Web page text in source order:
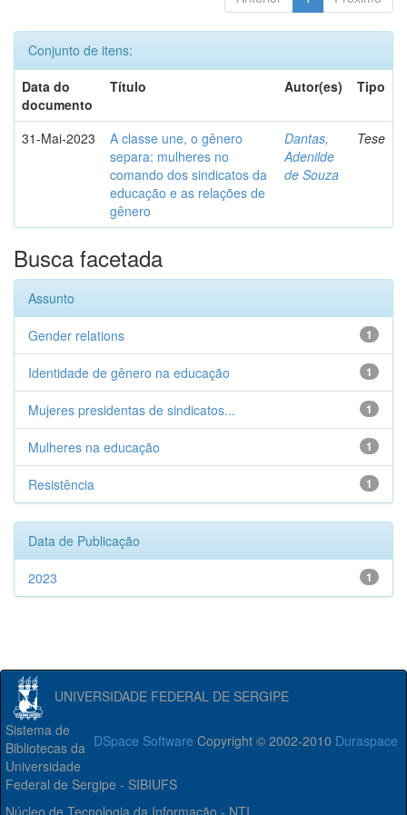
Conjunto de itens:
Data do
documento
Título Autor(es) Tipo
31-Mai-2023
A classe une, o gênero
separa: mulheres no
comando dos sindicatos da
educação e as relações de
gênero
Dantas,
Adenilde
de Souza
Tese
Busca facetada
Assunto
1
Gender relations
1
Identidade de gênero na educação
1
Mujeres presidentas de sindicatos...
1
Mulheres na educação
1
Resistência
Data de Publicação
1
2023
UNIVERSIDADE FEDERAL DE SERGIPE
DSpace Software Copyright © 2002-2010 Duraspace
Sistema de
Bibliotecas da
Universidade
Federal de Sergipe - SIBIUFS
Núcleo de Tecnologia da Informação - NTI